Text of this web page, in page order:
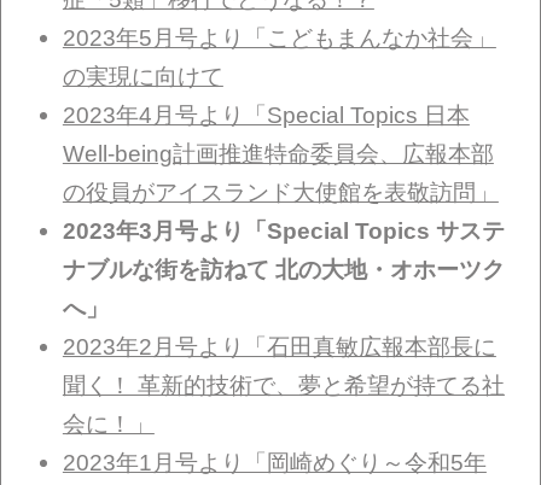
2023年5月号より「こどもまんなか社会」
の実現に向けて
2023年4月号より「Special Topics 日本
Well-being計画推進特命委員会、広報本部
の役員がアイスランド大使館を表敬訪問」
2023年3月号より「Special Topics サステ
ナブルな街を訪ねて 北の大地・オホーツク
へ」
2023年2月号より「石田真敏広報本部長に
聞く！ 革新的技術で、夢と希望が持てる社
会に！」
2023年1月号より「岡崎めぐり～令和5年